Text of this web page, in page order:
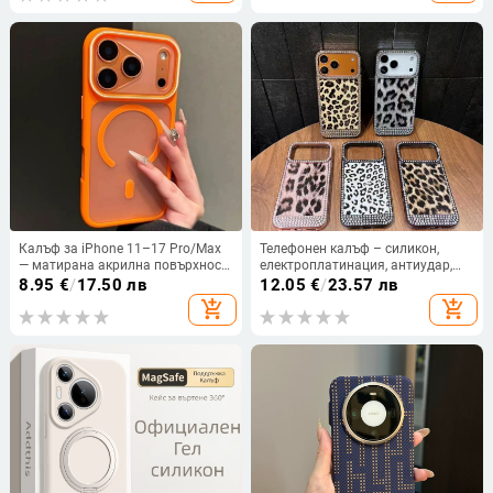
Калъф за iPhone 11–17 Pro/Max
— матирана акрилна повърхност,
магнитно прилепване,
удароустойчив, антиотпечатък
8.95 €/17.50 лв
add_shopping_cart
Телефонен калъф – силикон,
електроплатинация, антиудар,
антиотпечатъци, скандинавски
12.05 €/23.57 лв
add_shopping_cart